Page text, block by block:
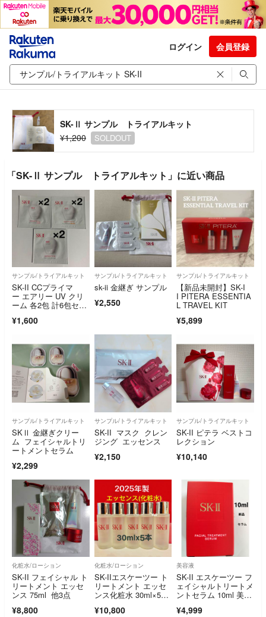
ログイン 会員登録
SK-Ⅱ サンプル トライアルキット
¥1,200
SOLDOUT
「SK-Ⅱ サンプル トライアルキット」に近い商品
サンプル/トライアルキット
SK-II CCプライマ
ー エアリー UV クリ
ーム 各2包 計6包セッ
¥1,600
サンプル/トライアルキット
sk-ii 金継ぎ サンプル
¥2,550
サンプル/トライアルキット
【新品未開封】SK-I
I PITERA ESSENTIA
L TRAVEL KIT
¥5,899
サンプル/トライアルキット
SKⅡ 金継ぎクリー
ム フェイシャルトリ
ートメントセラム
¥2,299
サンプル/トライアルキット
SK-II マスク クレン
ジング エッセンス
¥2,150
サンプル/トライアルキット
SK-II ピテラ ベストコ
レクション
¥10,140
化粧水/ローション
SK-II フェイシャル ト
リートメント エッセ
ンス 75ml 他3点
¥8,800
化粧水/ローション
SK-IIエスケーツー ト
リートメント エッセ
ンス化粧水 30ml×5本
¥10,800
美容液
SK-II エスケーツー フ
ェイシャルトリートメ
ントセラム 10ml 美容
¥4,999